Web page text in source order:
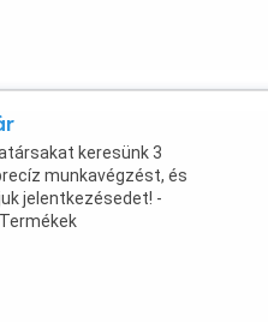
keresünk 3
munkavégzést, és
jelentkezésedet! -
- ...